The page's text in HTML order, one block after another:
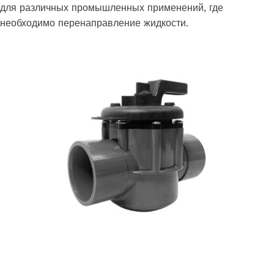
для различных промышленных применений, где
необходимо перенаправление жидкости.